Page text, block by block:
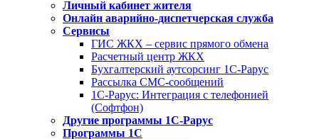
Личный кабинет жителя
Онлайн аварийно-диспетчерская служба
Сервисы
ГИС ЖКХ – сервис прямого обмена
Расчетный центр ЖКХ
Бухгалтерский аутсорсинг 1С-Рарус
Рассылка СМС-сообщений
1С-Рарус: Интеграция с телефонией
(Софтфон)
Другие программы 1С-Рарус
Программы 1С